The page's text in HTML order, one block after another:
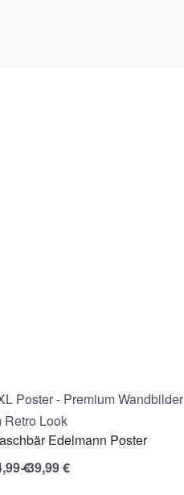
Poster - Premium Wandbilder
Retro Look
Edelmann Poster
€39,99€